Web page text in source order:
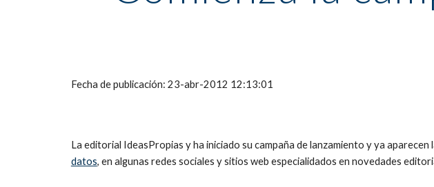
Fecha de publicación: 23-abr-2012 12:13:01
La editorial IdeasPropias y ha iniciado su campaña de lanzamiento y ya aparecen
datos, en algunas redes sociales y sitios web especialidados en novedades